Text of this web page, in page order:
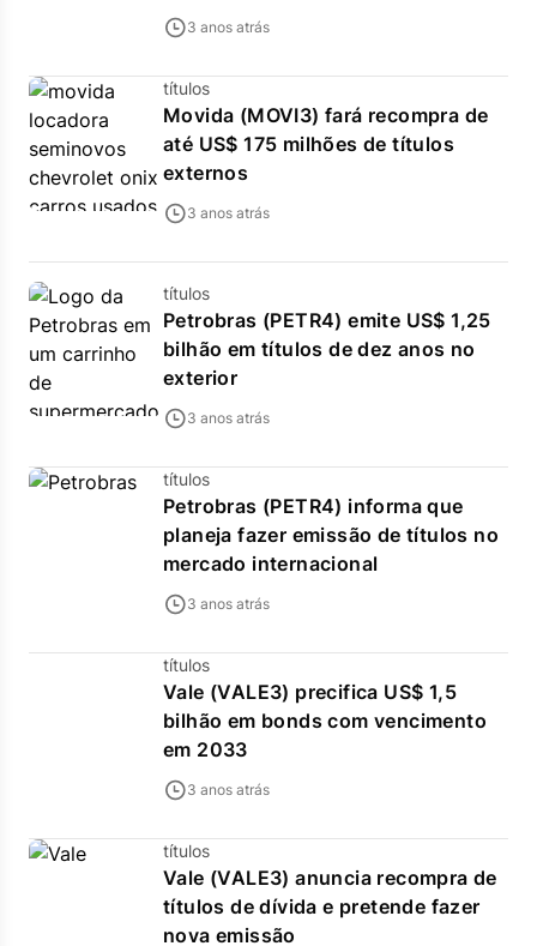
3 anos atrás
títulos
Movida (MOVI3) fará recompra de
até US$ 175 milhões de títulos
externos
3 anos atrás
títulos
Petrobras (PETR4) emite US$ 1,25
bilhão em títulos de dez anos no
exterior
3 anos atrás
títulos
Petrobras (PETR4) informa que
planeja fazer emissão de títulos no
mercado internacional
3 anos atrás
títulos
Vale (VALE3) precifica US$ 1,5
bilhão em bonds com vencimento
em 2033
3 anos atrás
títulos
Vale (VALE3) anuncia recompra de
títulos de dívida e pretende fazer
nova emissão